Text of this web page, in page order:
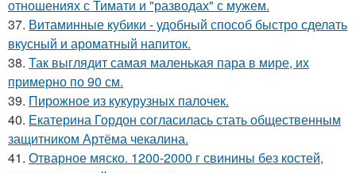
отношениях с Тимати и "разводах" с мужем.
37. Витаминные кубики - удобный способ быстро сделать
вкусный и ароматный напиток.
38. Так выглядит самая маленькая пара в мире, их
примерно по 90 см.
39. Пирожное из кукурузных палочек.
40. Екатерина Гордон согласилась стать общественным
защитником Артёма чекалина.
41. Отварное мяско. 1200-2000 г свинины без костей,